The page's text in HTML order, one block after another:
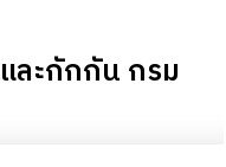
ละกักกัน กรม